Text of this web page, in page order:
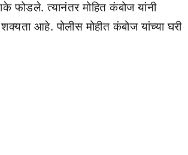
फोडले. त्यानंतर मोहित कंबोज यांनी
आहे. पोलीस मोहीत कंबोज यांच्या घरी